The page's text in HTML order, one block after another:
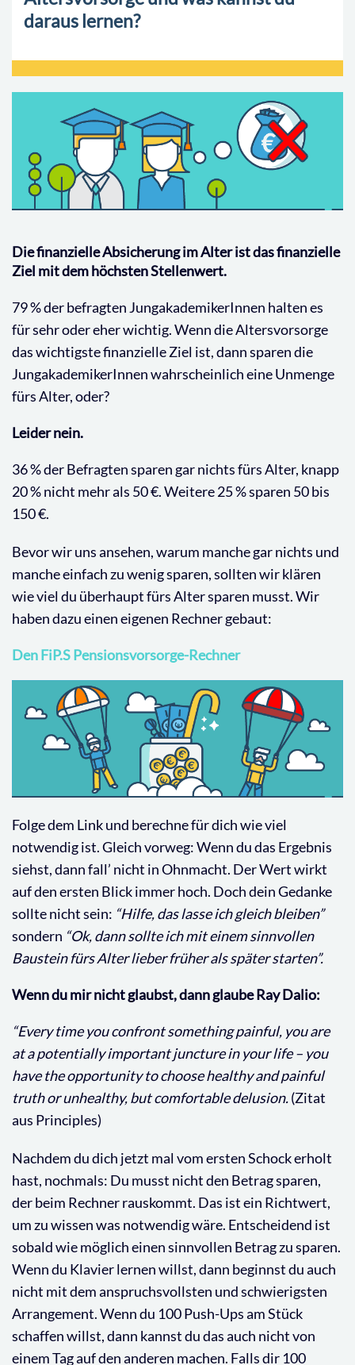
daraus lernen?
Die finanzielle Absicherung im Alter ist das finanzielle
Ziel mit dem höchsten Stellenwert.
79 % der befragten JungakademikerInnen halten es
für sehr oder eher wichtig. Wenn die Altersvorsorge
das wichtigste finanzielle Ziel ist, dann sparen die
JungakademikerInnen wahrscheinlich eine Unmenge
fürs Alter, oder?
Leider nein.
36 % der Befragten sparen gar nichts fürs Alter, knapp
20 % nicht mehr als 50 €. Weitere 25 % sparen 50 bis
150 €.
Bevor wir uns ansehen, warum manche gar nichts und
manche einfach zu wenig sparen, sollten wir klären
wie viel du überhaupt fürs Alter sparen musst. Wir
haben dazu einen eigenen Rechner gebaut:
Den FiP.S Pensionsvorsorge-Rechner
Folge dem Link und berechne für dich wie viel
notwendig ist. Gleich vorweg: Wenn du das Ergebnis
siehst, dann fall’ nicht in Ohnmacht. Der Wert wirkt
auf den ersten Blick immer hoch. Doch dein Gedanke
sollte nicht sein: “Hilfe, das lasse ich gleich bleiben”
sondern “Ok, dann sollte ich mit einem sinnvollen
Baustein fürs Alter lieber früher als später starten”.
Wenn du mir nicht glaubst, dann glaube Ray Dalio:
“Every time you confront something painful, you are
at a potentially important juncture in your life – you
have the opportunity to choose healthy and painful
truth or unhealthy, but comfortable delusion.(Zitat
aus Principles)
Nachdem du dich jetzt mal vom ersten Schock erholt
hast, nochmals: Du musst nicht den Betrag sparen,
der beim Rechner rauskommt. Das ist ein Richtwert,
um zu wissen was notwendig wäre. Entscheidend ist
sobald wie möglich einen sinnvollen Betrag zu sparen.
Wenn du Klavier lernen willst, dann beginnst du auch
nicht mit dem anspruchsvollsten und schwierigsten
Arrangement. Wenn du 100 Push-Ups am Stück
schaffen willst, dann kannst du das auch nicht von
einem Tag auf den anderen machen. Falls dir 100